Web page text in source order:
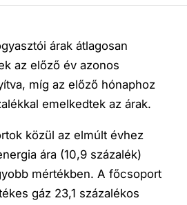
árak átlagosan
az előző év azonos
míg az előző hónaphoz
emelkedtek az árak.
közül az elmúlt évhez
ára (10,9 százalék)
mértékben. A főcsoport
gáz 23,1 százalékos